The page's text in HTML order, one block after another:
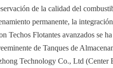
de la calidad del
permanente, la
Flotantes avanzados se
de Tanques de
Technology Co., Ltd (Center